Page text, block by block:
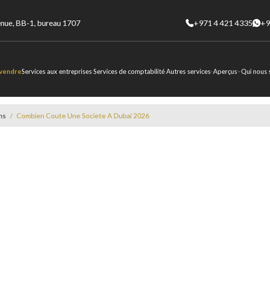
BB-1, bureau 1707 +971 4 421 4335
Services aux entreprisesServices de comptabilitéAutres services Aperçus Qui nous
/ Combien Coute Une Societe A Dubai 2026